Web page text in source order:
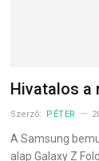
Hivatalos a
Szerző: PÉTER
A Samsung
alap Galaxy Z